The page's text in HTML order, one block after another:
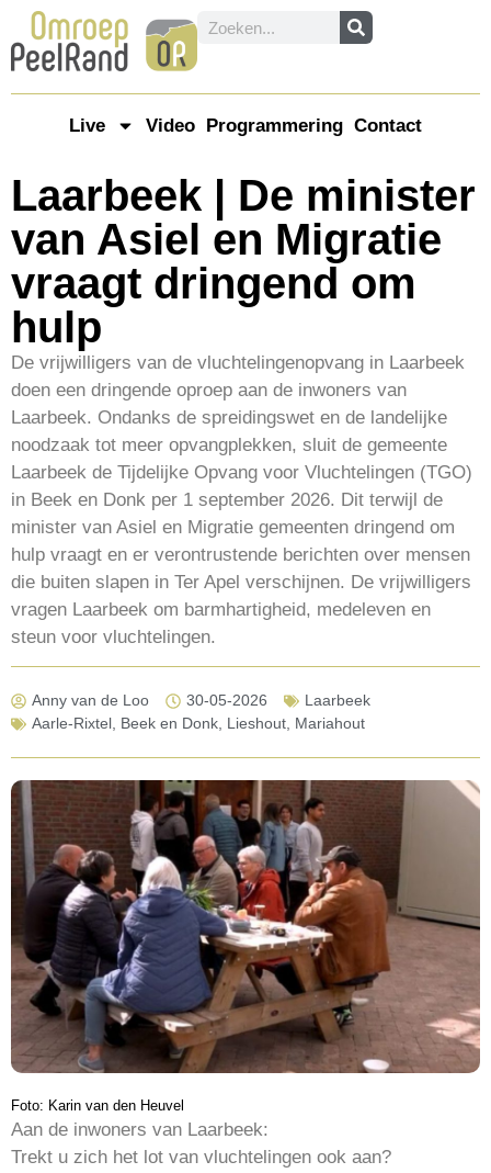
Live Video Programmering Contact
Laarbeek | De minister
van Asiel en Migratie
vraagt dringend om
hulp
De vrijwilligers van de vluchtelingenopvang in Laarbeek
doen een dringende oproep aan de inwoners van
Laarbeek. Ondanks de spreidingswet en de landelijke
noodzaak tot meer opvangplekken, sluit de gemeente
Laarbeek de Tijdelijke Opvang voor Vluchtelingen (TGO)
in Beek en Donk per 1 september 2026. Dit terwijl de
minister van Asiel en Migratie gemeenten dringend om
hulp vraagt en er verontrustende berichten over mensen
die buiten slapen in Ter Apel verschijnen. De vrijwilligers
vragen Laarbeek om barmhartigheid, medeleven en
steun voor vluchtelingen.
Anny van de Loo 30-05-2026
Laarbeek
Aarle-Rixtel, Beek en Donk, Lieshout, Mariahout
Foto: Karin van den Heuvel
Aan de inwoners van Laarbeek:
Trekt u zich het lot van vluchtelingen ook aan?